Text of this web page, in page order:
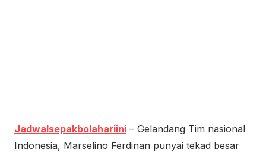
Jadwalsepakbolahariini – Gelandang Tim nasional
Indonesia, Marselino Ferdinan punyai tekad besar